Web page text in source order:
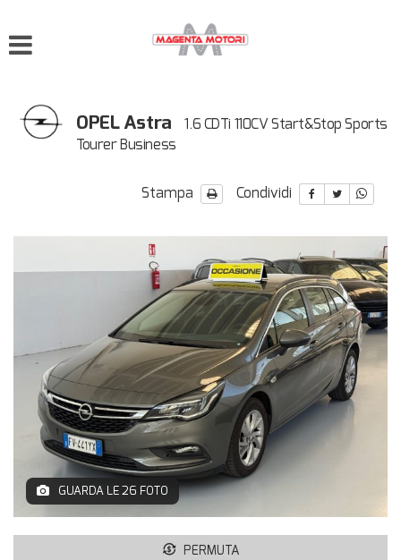
OPEL Astra
1.6 CDTi 110CV Start&Stop Sports
Tourer Business
Stampa Condividi
GUARDA LE 26 FOTO
PERMUTA